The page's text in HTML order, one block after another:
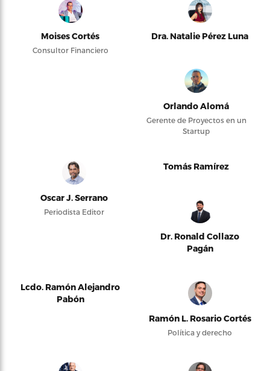
Moises Cortés
Consultor Financiero
Dra. Natalie Pérez Luna
Orlando Alomá
Gerente de Proyectos en un
Startup
Oscar J. Serrano
Periodista Editor
Tomás Ramírez
Dr. Ronald Collazo
Pagán
Lcdo. Ramón Alejandro
Pabón
Ramón L. Rosario Cortés
Política y derecho